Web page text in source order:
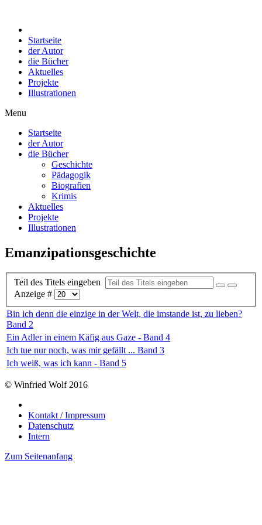
Startseite
der Autor
die Bücher
Aktuelles
Projekte
Illustrationen
Menu
Startseite
der Autor
die Bücher
Geschichte
Pädagogik
Biografien
Krimis
Aktuelles
Projekte
Illustrationen
Emanzipationsgeschichte
Teil des Titels eingeben
Anzeige #
Bin ich denn die einzige in der Welt, die imstande ist, zu lieben?
Band 2
Ein Adler in einem Käfig aus Gaze - Band 4
Ich tue nur noch, was mir gefällt ... Band 3
Ich weiß, was ich kann - Band 5
© Winfried Wolf 2016
Kontakt / Impressum
Datenschutz
Intern
Zum Seitenanfang